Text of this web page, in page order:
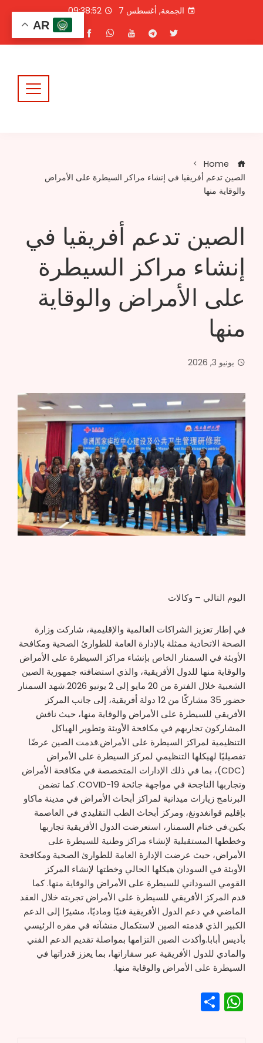
الجمعة, أغسطس 7 09:38:52
الصين تدعم أفريقيا في إنشاء مراكز السيطرة على الأمراض
والوقاية منها
الصين تدعم أفريقيا في
إنشاء مراكز السيطرة
على الأمراض والوقاية
منها
يونيو 3, 2026
اليوم التالي – وكالات
في إطار تعزيز الشراكات العالمية والإقليمية، شاركت وزارة
الصحة الاتحادية ممثلة بالإدارة العامة للطوارئ الصحية ومكافحة
الأوبئة في السمنار الخاص بإنشاء مراكز السيطرة على الأمراض
والوقاية منها للدول الأفريقية، والذي استضافته جمهورية الصين
الشعبية خلال الفترة من 20 مايو إلى 2 يونيو 2026.شهد السمنار
حضور 35 مشاركًا من 12 دولة أفريقية، إلى جانب المركز
الأفريقي للسيطرة على الأمراض والوقاية منها، حيث ناقش
المشاركون تجاربهم في مكافحة الأوبئة وتطوير الهياكل
التنظيمية لمراكز السيطرة على الأمراض.قدمت الصين عرضًا
تفصيليًا لهيكلها التنظيمي لمركز السيطرة على الأمراض
(CDC)، بما في ذلك الإدارات المتخصصة في مكافحة الأمراض
وتجاربها الناجحة في مواجهة جائحة COVID-19. كما تضمن
البرنامج زيارات ميدانية لمراكز أبحاث الأمراض في مدينة ماكاو
بإقليم قوانغدونغ، ومركز أبحاث الطب التقليدي في العاصمة
بكين.في ختام السمنار، استعرضت الدول الأفريقية تجاربها
وخططها المستقبلية لإنشاء مراكز وطنية للسيطرة على
الأمراض، حيث عرضت الإدارة العامة للطوارئ الصحية ومكافحة
الأوبئة في السودان هيكلها الحالي وخطتها لإنشاء المركز
القومي السوداني للسيطرة على الأمراض والوقاية منها. كما
قدم المركز الأفريقي للسيطرة على الأمراض تجربته خلال العقد
الماضي في دعم الدول الأفريقية فنيًا وماديًا، مشيرًا إلى الدعم
الكبير الذي قدمته الصين لاستكمال منشآته في مقره الرئيسي
بأديس أبابا.وأكدت الصين التزامها بمواصلة تقديم الدعم الفني
والمادي للدول الأفريقية عبر سفاراتها، بما يعزز قدراتها في
السيطرة على الأمراض والوقاية منها.
WhatsApp
AR